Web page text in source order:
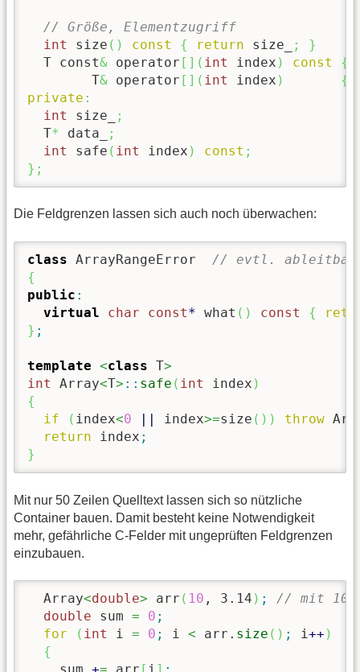
// Größe, Elementzugriff
int
size ( ) const { return size_ ;
}
  T const
& operator [ ] ( int index ) const {
        T
& operator [ ] ( int index ) {
private :
int
size_
;
  T
* data_
;
int
safe ( int index ) const ;
} ;
Die Feldgrenzen lassen sich auch noch überwachen:
class ArrayRangeError // evtl. ableitbar
{
public :
virtual
char const* what ( ) const {
} ;
template <class T>
int
Array<T> :: safe ( int index )
{
if
( index<0 || index>=size ( ) ) throw
return index ;
}
Mit nur 50 Zeilen Quelltext lassen sich so nützliche
Container bauen. Damit besteht keine Notwendigkeit
mehr, gefährliche C-Felder mit ungeprüften Feldgrenzen
einzubauen.
  Array
<double> arr ( 10 , 3.14 ) ;
// mit 10
double sum = 0 ;
for
( int i = 0 ; i < arr. size ( ) ; i++ )
{